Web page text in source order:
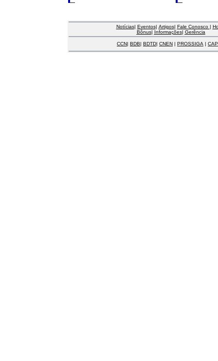
Notícias| Eventos| Artigos| Fale Conosco |
Bônus| Informações| Gerência
CCN| BDB| BDTD| CNEN | PROSSIGA |